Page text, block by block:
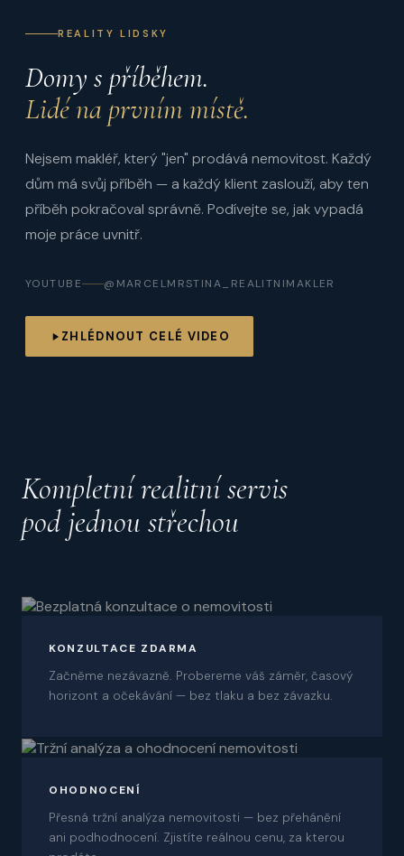
REALITY LIDSKY
Domy s příběhem.
Lidé na prvním místě.
Nejsem makléř, který "jen" prodává nemovitost. Každý
dům má svůj příběh — a každý klient zaslouží, aby ten
příběh pokračoval správně. Podívejte se, jak vypadá
moje práce uvnitř.
YOUTUBE @MARCELMRSTINA_REALITNIMAKLER
ZHLÉDNOUT CELÉ VIDEO
Kompletní realitní servis
pod jednou střechou
KONZULTACE ZDARMA
Začněme nezávazně. Probereme váš záměr, časový
horizont a očekávání — bez tlaku a bez závazku.
OHODNOCENÍ
Přesná tržní analýza nemovitosti — bez přehánění
ani podhodnocení. Zjistíte reálnou cenu, za kterou